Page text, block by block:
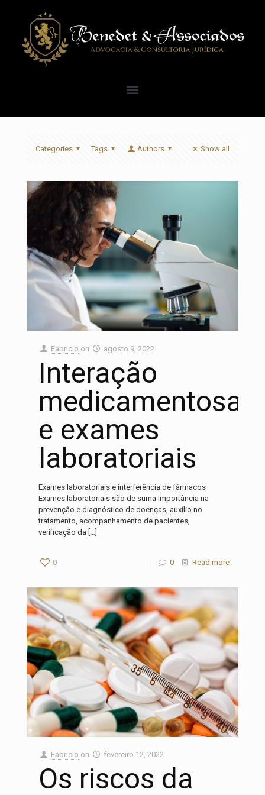
Categories Tags Authors Show all
Fabricio on agosto 9, 2022
Interação
medicamentosa
e exames
laboratoriais
Exames laboratoriais e interferência de fármacos
Exames laboratoriais são de suma importância na
prevenção e diagnóstico de doenças, auxílio no
tratamento, acompanhamento de pacientes,
verificação da […]
0 0 Read more
Fabricio on fevereiro 12, 2022
Os riscos da